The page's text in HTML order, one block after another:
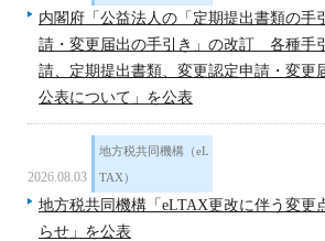
内閣府「公益法人の「定期提出書類の手
請・変更届出の手引き」の改訂 各種手
請、定期提出書類、変更認定申請・変更
公表について」を公表
2026.08.03
地方税共同機構（eL
TAX）
地方税共同機構「eLTAX更改に伴う変更
らせ」を公表